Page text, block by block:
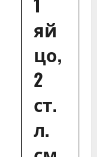
яй
цо,
2
ст.
л.